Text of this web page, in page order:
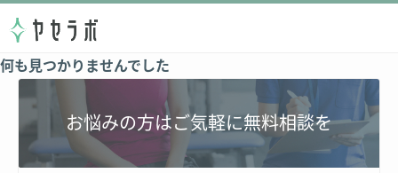
何も見つかりませんでした
お悩みの方はご気軽に無料相談を